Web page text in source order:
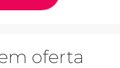
oferta